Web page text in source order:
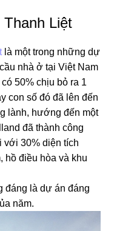
Liệt
là một trong những dự
nhà ở tại Việt Nam
50% chịu bỏ ra 1
con số đó đã lên đến
lành, hướng đến một
đã thành công
với 30% diện tích
hồ điều hòa và khu
đáng là dự án đáng
năm.